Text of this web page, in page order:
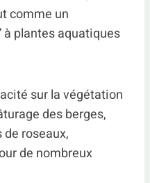
comme un
à plantes aquatiques
sur la végétation
des berges,
roseaux,
de nombreux